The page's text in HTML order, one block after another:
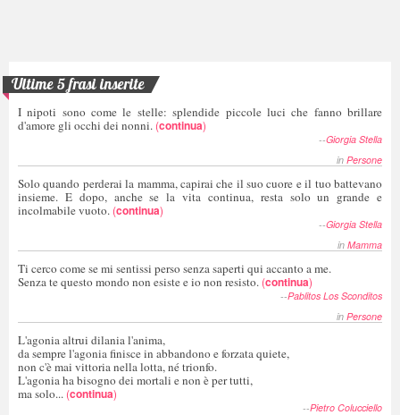
Ultime 5 frasi inserite
I nipoti sono come le stelle: splendide piccole luci che fanno brillare
d'amore gli occhi dei nonni. (continua)
--Giorgia Stella
in Persone
Solo quando perderai la mamma, capirai che il suo cuore e il tuo battevano
insieme. E dopo, anche se la vita continua, resta solo un grande e
incolmabile vuoto. (continua)
--Giorgia Stella
in Mamma
Ti cerco come se mi sentissi perso senza saperti qui accanto a me.
Senza te questo mondo non esiste e io non resisto. (continua)
--Pablitos Los Sconditos
in Persone
L'agonia altrui dilania l'anima,
da sempre l'agonia finisce in abbandono e forzata quiete,
non c'è mai vittoria nella lotta, né trionfo.
L'agonia ha bisogno dei mortali e non è per tutti,
ma solo... (continua)
--Pietro Colucciello